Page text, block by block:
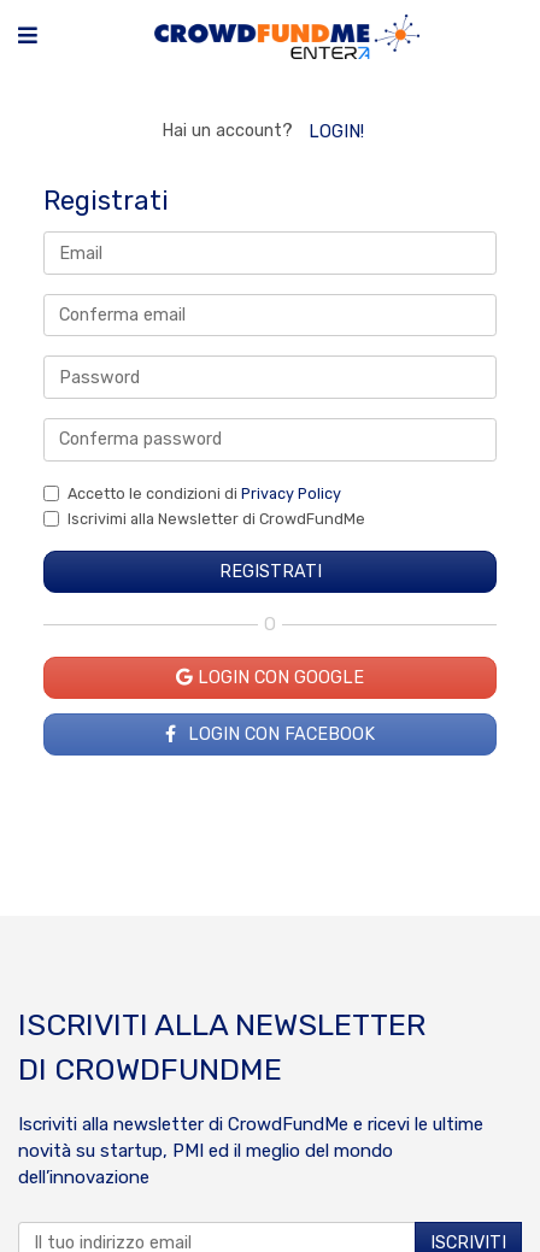
Hai un account? LOGIN!
Registrati
Accetto le condizioni di Privacy Policy
Iscrivimi alla Newsletter di CrowdFundMe
O
LOGIN CON GOOGLE
LOGIN CON FACEBOOK
ISCRIVITI ALLA NEWSLETTER
DI CROWDFUNDME
Iscriviti alla newsletter di CrowdFundMe e ricevi le ultime
novità su startup, PMI ed il meglio del mondo
dell’innovazione